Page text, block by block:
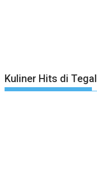
Kuliner Hits di Tegal